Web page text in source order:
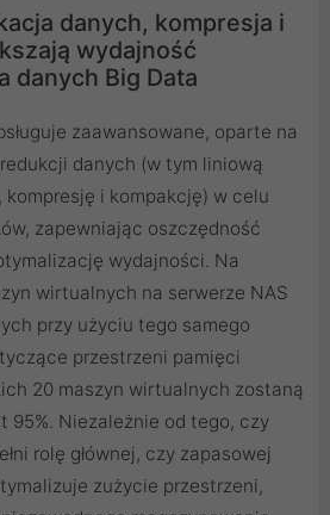
danych, kompresja i
wydajność
danych Big Data
zaawansowane, oparte na
danych (w tym liniową
i kompakcję) w celu
zapewniając oszczędność
wydajności. Na
wirtualnych na serwerze NAS
przy użyciu tego samego
przestrzeni pamięci
20 maszyn wirtualnych zostaną
95%. Niezależnie od tego, czy
rolę głównej, czy zapasowej
zużycie przestrzeni,